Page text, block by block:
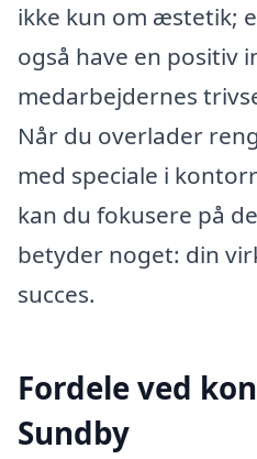
ikke kun om æstetik;
også have en positiv
medarbejdernes
Når du overlader
med speciale i
kan du fokusere på
betyder noget: din
succes.
Fordele ved
Sundby